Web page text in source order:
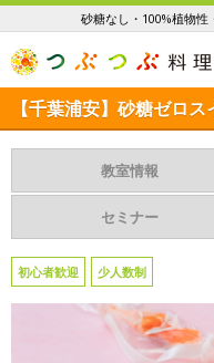
砂糖なし・100%植物
【千葉浦安】砂糖ゼロ
教室情報
セミナー
初心者歓迎 少人数制